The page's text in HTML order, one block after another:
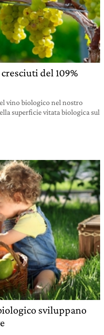
del 109%
vino biologico nel nostro
superficie vitata biologica sul
sviluppano